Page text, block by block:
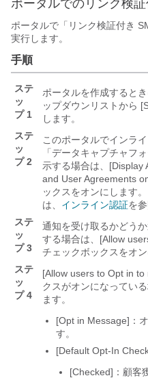
ポータルでのリンク検
ポータルで「リンク検証付き
実行します。
手順
ステ
ッ
プ 1
ポータルを作成すると
ップダウンリストから
します。
ステ
ッ
プ 2
このポータルでインラ
「データキャプチャフ
示する場合は、[Display
and User Agreements
ックスをオンにします
は、 インライン認証を
ステ
ッ
プ 3
通知を受け取るかどう
する場合は、[Allow
チェックボックスをオン
ステ
ッ
プ 4
[Allow users to Opt in
クスがオンになってい
ます。
[Opt in Message] ：
す。
[Default Opt-In
[Checked] ：顧客